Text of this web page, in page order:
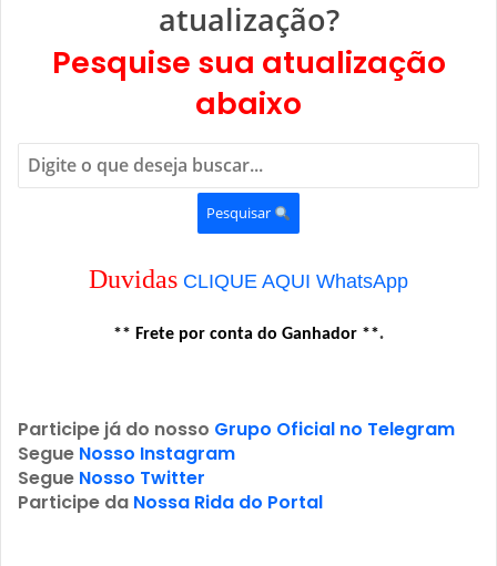
atualização?
Pesquise sua atualização
abaixo
Pesquisar
Duvidas CLIQUE AQUI WhatsApp
** Frete por conta do Ganhador **.
Participe já do nosso Grupo Oficial no Telegram
Segue Nosso Instagram
Segue Nosso Twitter
Participe da Nossa Rida do Portal